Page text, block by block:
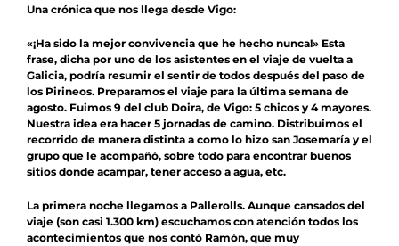
Una crónica que nos llega desde Vigo:
«¡Ha sido la mejor convivencia que he hecho nunca!» Esta
frase, dicha por uno de los asistentes en el viaje de vuelta a
Galicia, podría resumir el sentir de todos después del paso de
los Pirineos. Preparamos el viaje para la última semana de
agosto. Fuimos 9 del club Doira, de Vigo: 5 chicos y 4 mayores.
Nuestra idea era hacer 5 jornadas de camino. Distribuimos el
recorrido de manera distinta a como lo hizo san Josemaría y el
grupo que le acompañó, sobre todo para encontrar buenos
sitios donde acampar, tener acceso a agua, etc.
La primera noche llegamos a Pallerolls. Aunque cansados del
viaje (son casi 1.300 km) escuchamos con atención todos los
acontecimientos que nos contó Ramón, que muy